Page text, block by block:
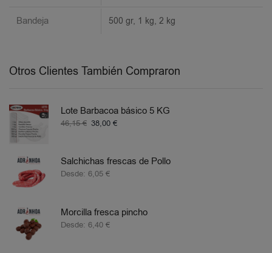
Bandeja 500 gr, 1 kg, 2 kg
Otros Clientes También Compraron
Lote Barbacoa básico 5 KG
46,15€ 38,00 €
Salchichas frescas de Pollo
Desde: 6,05 €
Morcilla fresca pincho
Desde: 6,40 €